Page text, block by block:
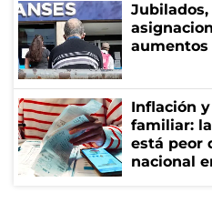
aumentos
Inflación
familiar:
está peor
nacional